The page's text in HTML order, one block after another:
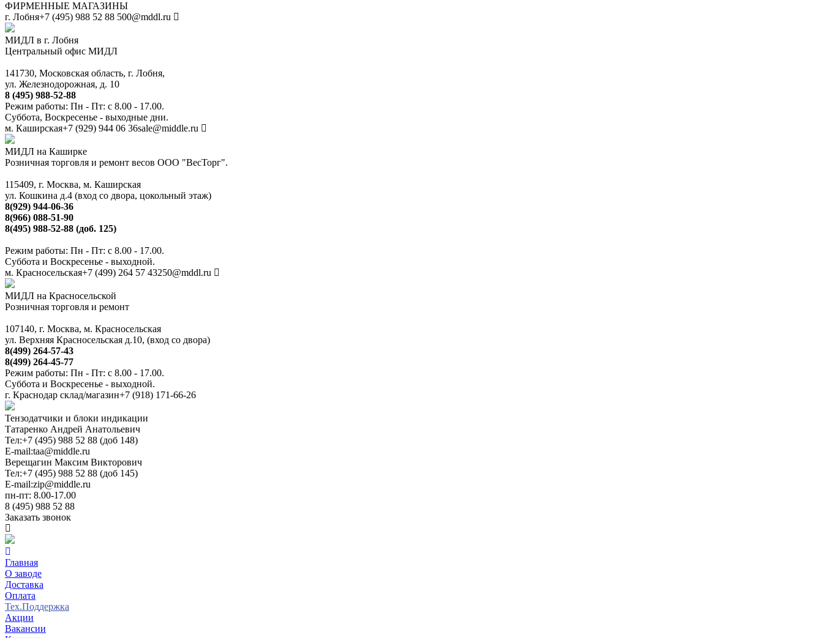
ФИРМЕННЫЕ МАГАЗИНЫ
г. Лобня+7 (495) 988 52 88 500@mddl.ru
МИДЛ в г. Лобня
Центральный офис МИДЛ
141730, Московская область, г. Лобня,
ул. Железнодорожная, д. 10
8 (495) 988-52-88
Режим работы: Пн - Пт: с 8.00 - 17.00.
Суббота, Воскресенье - выходные дни.
м. Каширская+7 (929) 944 06 36sale@middle.ru
МИДЛ на Каширке
Розничная торговля и ремонт весов ООО "ВесТорг".
115409, г. Москва, м. Каширская
ул. Кошкина д.4 (вход со двора, цокольный этаж)
8(929) 944-06-36
8(966) 088-51-90
8(495) 988-52-88 (доб. 125)
Режим работы: Пн - Пт: с 8.00 - 17.00.
Суббота и Воскресенье - выходной.
м. Красносельская+7 (499) 264 57 43250@mddl.ru
МИДЛ на Красносельской
Розничная торговля и ремонт
107140, г. Москва, м. Красносельская
ул. Верхняя Красносельская д.10, (вход со двора)
8(499) 264-57-43
8(499) 264-45-77
Режим работы: Пн - Пт: с 8.00 - 17.00.
Суббота и Воскресенье - выходной.
г. Краснодар склад/магазин+7 (918) 171-66-26
Тензодатчики и блоки индикации
Татаренко Андрей Анатольевич
Тел:+7 (495) 988 52 88 (доб 148)
E-mail:taa@middle.ru
Верещагин Максим Викторович
Тел:+7 (495) 988 52 88 (доб 145)
E-mail:zip@middle.ru
пн-пт: 8.00-17.00
8 (495) 988 52 88
Заказать звонок
Главная
О заводе
Доставка
Оплата
Тех.Поддержка
Акции
Вакансии